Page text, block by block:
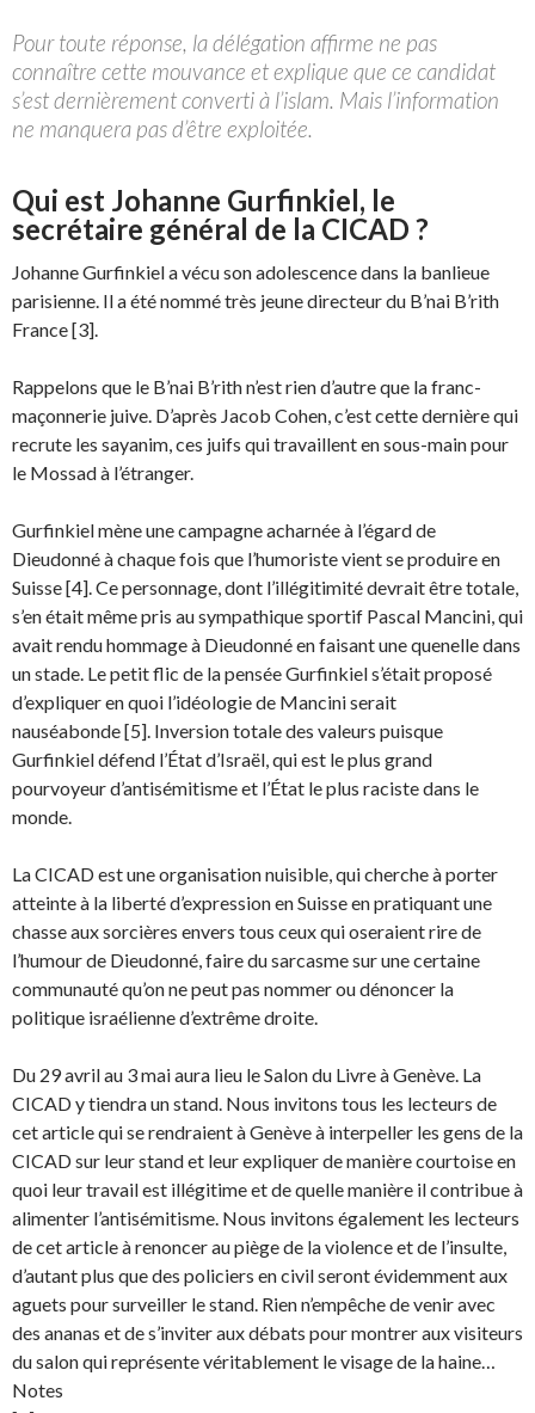
Pour toute réponse, la délégation affirme ne pas
connaître cette mouvance et explique que ce candidat
s’est dernièrement converti à l’islam. Mais l’information
ne manquera pas d’être exploitée.
Qui est Johanne Gurfinkiel, le
secrétaire général de la CICAD ?
Johanne Gurfinkiel a vécu son adolescence dans la banlieue
parisienne. Il a été nommé très jeune directeur du B’nai B’rith
France [3].
Rappelons que le B’nai B’rith n’est rien d’autre que la franc-
maçonnerie juive. D’après Jacob Cohen, c’est cette dernière qui
recrute les sayanim, ces juifs qui travaillent en sous-main pour
le Mossad à l’étranger.
Gurfinkiel mène une campagne acharnée à l’égard de
Dieudonné à chaque fois que l’humoriste vient se produire en
Suisse [4]. Ce personnage, dont l’illégitimité devrait être totale,
s’en était même pris au sympathique sportif Pascal Mancini, qui
avait rendu hommage à Dieudonné en faisant une quenelle dans
un stade. Le petit flic de la pensée Gurfinkiel s’était proposé
d’expliquer en quoi l’idéologie de Mancini serait
nauséabonde [5]. Inversion totale des valeurs puisque
Gurfinkiel défend l’État d’Israël, qui est le plus grand
pourvoyeur d’antisémitisme et l’État le plus raciste dans le
monde.
La CICAD est une organisation nuisible, qui cherche à porter
atteinte à la liberté d’expression en Suisse en pratiquant une
chasse aux sorcières envers tous ceux qui oseraient rire de
l’humour de Dieudonné, faire du sarcasme sur une certaine
communauté qu’on ne peut pas nommer ou dénoncer la
politique israélienne d’extrême droite.
Du 29 avril au 3 mai aura lieu le Salon du Livre à Genève. La
CICAD y tiendra un stand. Nous invitons tous les lecteurs de
cet article qui se rendraient à Genève à interpeller les gens de la
CICAD sur leur stand et leur expliquer de manière courtoise en
quoi leur travail est illégitime et de quelle manière il contribue à
alimenter l’antisémitisme. Nous invitons également les lecteurs
de cet article à renoncer au piège de la violence et de l’insulte,
d’autant plus que des policiers en civil seront évidemment aux
aguets pour surveiller le stand. Rien n’empêche de venir avec
des ananas et de s’inviter aux débats pour montrer aux visiteurs
du salon qui représente véritablement le visage de la haine…
Notes